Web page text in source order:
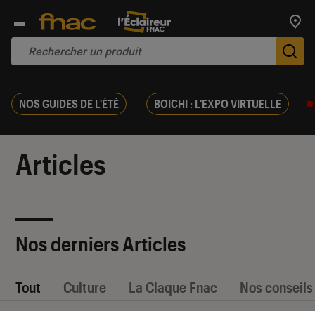
NOS GUIDES DE L'ÉTÉ BOICHI : L'EXPO VIRTUELLE
Articles
Nos derniers Articles
Tout Culture La Claque Fnac Nos conseils